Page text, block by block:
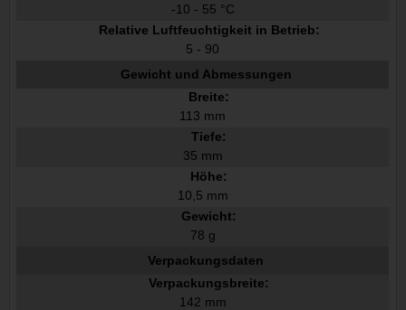
-10 - 55 °C
Relative Luftfeuchtigkeit in Betrieb:
5 - 90
Gewicht und Abmessungen
Breite:
113 mm
Tiefe:
35 mm
Höhe:
10,5 mm
Gewicht:
78 g
Verpackungsdaten
Verpackungsbreite:
142 mm